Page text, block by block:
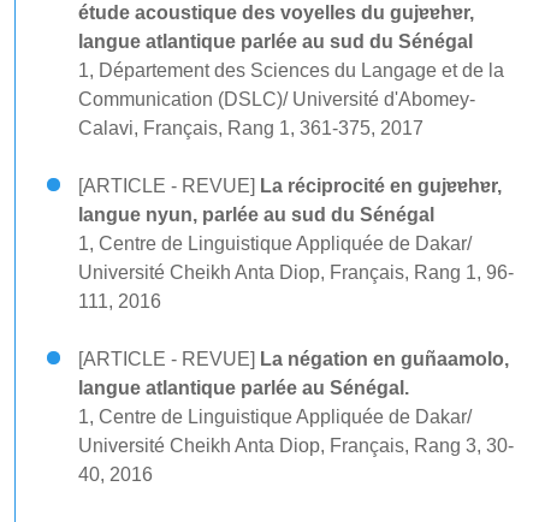
étude acoustique des voyelles du gujɐɐhɐr,
langue atlantique parlée au sud du Sénégal
1, Département des Sciences du Langage et de la
Communication (DSLC)/ Université d'Abomey-
Calavi, Français, Rang 1, 361-375, 2017
[ARTICLE - REVUE] La réciprocité en gujɐɐhɐr,
langue nyun, parlée au sud du Sénégal
1, Centre de Linguistique Appliquée de Dakar/
Université Cheikh Anta Diop, Français, Rang 1, 96-
111, 2016
[ARTICLE - REVUE] La négation en guñaamolo,
langue atlantique parlée au Sénégal.
1, Centre de Linguistique Appliquée de Dakar/
Université Cheikh Anta Diop, Français, Rang 3, 30-
40, 2016